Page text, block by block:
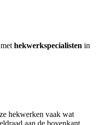
hekwerkspecialisten in
hekwerken vaak wat